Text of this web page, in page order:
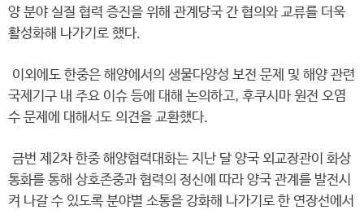
양 분야 실질 협력 증진을 위해 관계당국 간 협의와 교류를 더욱
활성화해 나가기로 했다.
이외에도 한중은 해양에서의 생물다양성 보전 문제 및 해양 관련
국제기구 내 주요 이슈 등에 대해 논의하고, 후쿠시마 원전 오염
수 문제에 대해서도 의견을 교환했다.
금번 제2차 한중 해양협력대화는 지난 달 양국 외교장관이 화상
통화를 통해 상호존중과 협력의 정신에 따라 양국 관계를 발전시
켜 나갈 수 있도록 분야별 소통을 강화해 나가기로 한 연장선에서